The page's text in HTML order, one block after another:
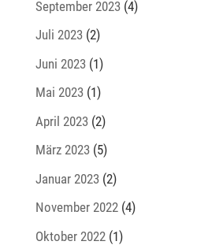
September 2023(4)
Juli 2023(2)
Juni 2023(1)
Mai 2023(1)
April 2023(2)
März 2023(5)
Januar 2023(2)
November 2022(4)
Oktober 2022(1)